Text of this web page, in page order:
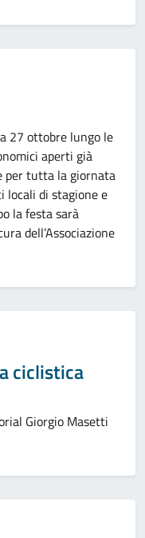
27 ottobre lungo le
aperti già
per tutta la giornata
locali di stagione e
la festa sarà
dell’Associazione
ciclistica
Giorgio Masetti